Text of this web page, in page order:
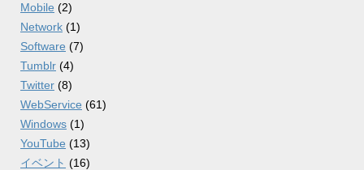
Mobile (2)
Network (1)
Software (7)
Tumblr (4)
Twitter (8)
WebService (61)
Windows (1)
YouTube (13)
イベント (16)